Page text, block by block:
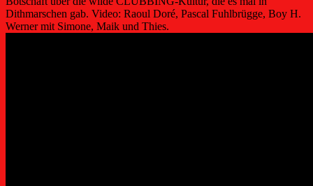
Dithmarschen gab. Video: Raoul Doré, Pascal Fuhlbrügge, Boy H.
Werner mit Simone, Maik und Thies.